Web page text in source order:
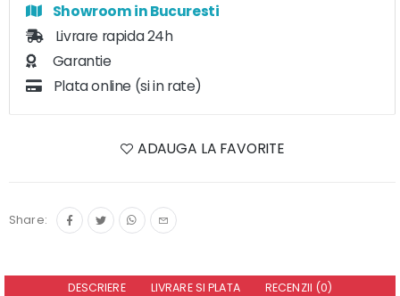
Showroom in Bucuresti
Livrare rapida 24h
Garantie
Plata online (si in rate)
ADAUGA LA FAVORITE
Share:
DESCRIERE LIVRARE SI PLATA RECENZII (0)